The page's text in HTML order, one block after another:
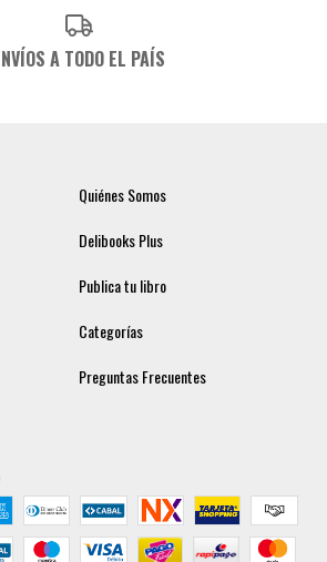
A TODO EL PAÍS
Quiénes Somos
Delibooks Plus
Publica tu libro
Categorías
Preguntas Frecuentes